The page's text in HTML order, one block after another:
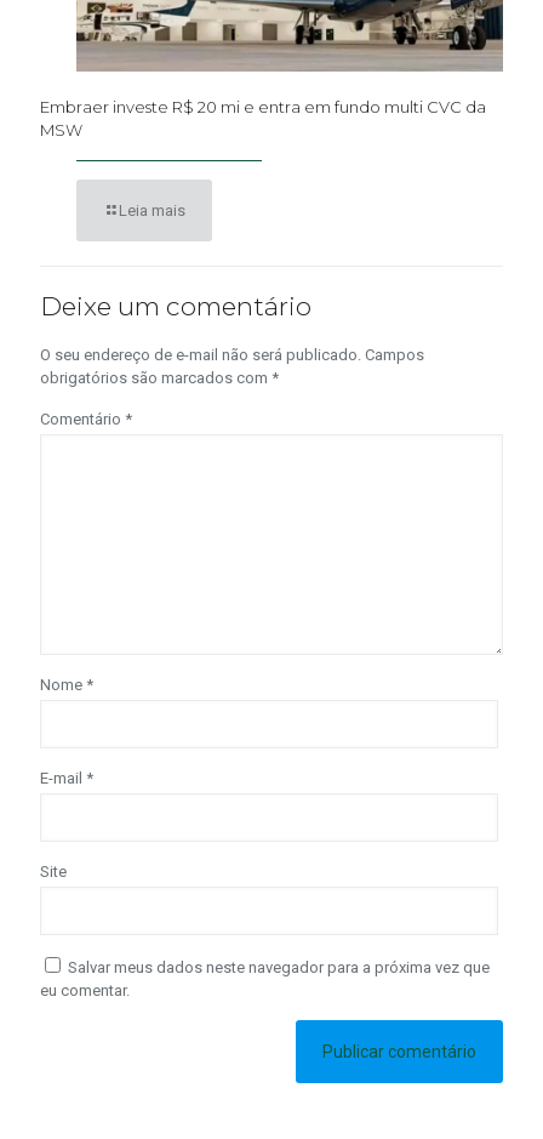
Embraer investe R$ 20 mi e entra em fundo multi CVC da
MSW
Leia mais
Deixe um comentário
O seu endereço de e-mail não será publicado. Campos
obrigatórios são marcados com *
Comentário *
Nome *
E-mail *
Site
Salvar meus dados neste navegador para a próxima vez que
eu comentar.